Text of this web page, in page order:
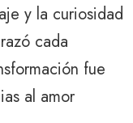
y la curiosidad
cada
fue
al amor